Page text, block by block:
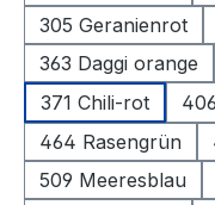
305 Geranienrot
363 Daggi orange
371 Chili-rot
464 Rasengrün
509 Meeresblau